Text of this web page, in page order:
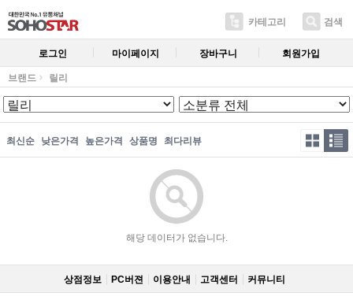
카테고리 검색
로그인 마이페이지 장바구니 회원가입
브랜드 릴리
최신순 낮은가격 높은가격 상품명 최다리뷰
해당 데이터가 없습니다.
상점정보 PC버젼 이용안내 고객센터 커뮤니티